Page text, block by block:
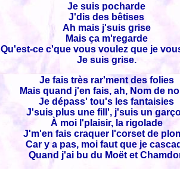
Je suis pocharde
J'dis des bêtises
Ah mais j'suis grise
Mais ça m'regarde
Qu'est-ce c'que vous voulez que je
Je suis grise.
Je fais très rar'ment des folies
Mais quand j'en fais, ah, Nom de
Je dépass' tou's les fantaisies
J'suis plus une fill', j'suis un
À moi l'plaisir, la rigolade
J'm'en fais craquer l'corset de
Car y a pas, moi faut que je
Quand j'ai bu du Moët et